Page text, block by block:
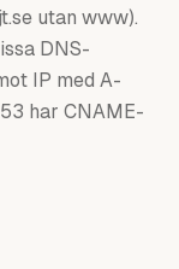
utan www).
DNS-
IP med A-
har CNAME-